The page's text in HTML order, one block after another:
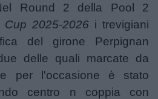
Round 2 della Pool 2
Cup 2025-2026 i trevigiani
del girone Perpignan
delle quali marcate da
per l'occasione è stato
centro n coppia con